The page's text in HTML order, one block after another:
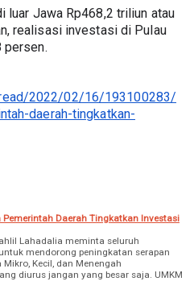
Jawa Rp468,2 triliun atau
realisasi investasi di Pulau
persen.
2022/02/16/193100283/
daerah-tingkatkan-
Daerah Tingkatkan Investasi
Lahadalia meminta seluruh
mendorong peningkatan serapan
Kecil, dan Menengah
diurus jangan yang besar saja. UMKM